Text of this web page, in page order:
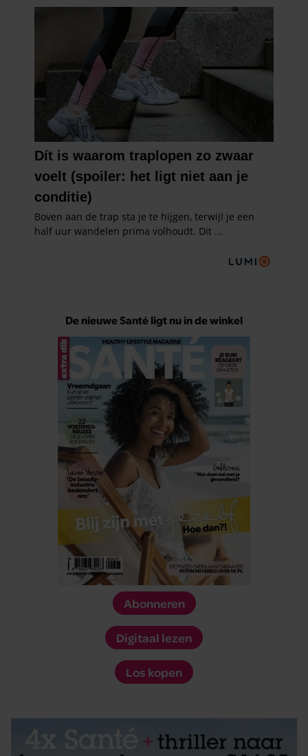
De nieuwe Santé ligt nu in de winkel
Abonneren
Digitaal lezen
Los kopen